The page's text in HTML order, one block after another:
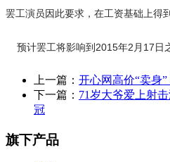
罢工演员因此要求，在工资基础上得
预计罢工将影响到2015年2月17日
上一篇： 开心网高价“卖身
下一篇： 71岁大爷爱上射
冠
旗下产品